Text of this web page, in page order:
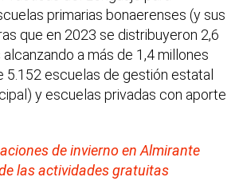
primarias bonaerenses (y sus
que en 2023 se distribuyeron 2,6
a más de 1,4 millones
5.152 escuelas de gestión estatal
y escuelas privadas con aporte
de invierno en Almirante
las actividades gratuitas